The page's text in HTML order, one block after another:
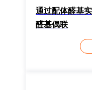
通过配体醛基
醛基偶联